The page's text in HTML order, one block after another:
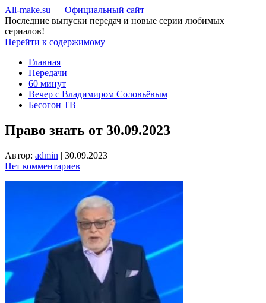
All-make.su — Официальный сайт
Последние выпуски передач и новые серии любимых
сериалов!
Перейти к содержимому
Главная
Передачи
60 минут
Вечер с Владимиром Соловьёвым
Бесогон ТВ
Право знать от 30.09.2023
Автор: admin | 30.09.2023
Нет комментариев